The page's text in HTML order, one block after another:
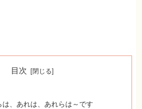
目次
は、あれは、あれらは～です